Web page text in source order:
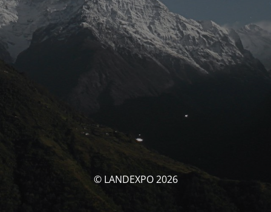
© LANDEXPO 2026